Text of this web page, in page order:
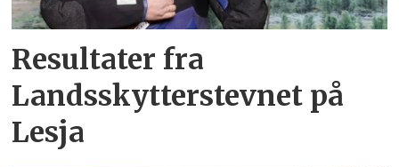
Resultater fra
Landsskytterstevnet på
Lesja